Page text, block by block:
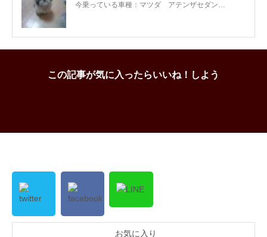
今乗っている車種：マツダ アテンザセダン…
この記事が気に入ったらいいね！しよう
お気に入り